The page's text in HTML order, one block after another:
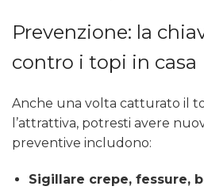
Prevenzione: la
contro i topi in casa
Anche una volta catturato il
l’attrattiva, potresti avere
preventive includono:
Sigillare crepe, fessure,